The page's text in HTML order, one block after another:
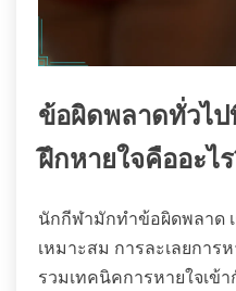
ข้อผิดพลาดทั่วไ
ฝึกหายใจคืออะไร
นักกีฬามักทำข้อผิดพลาด
เหมาะสม การละเลยการ
รวมเทคนิคการหายใจเข้